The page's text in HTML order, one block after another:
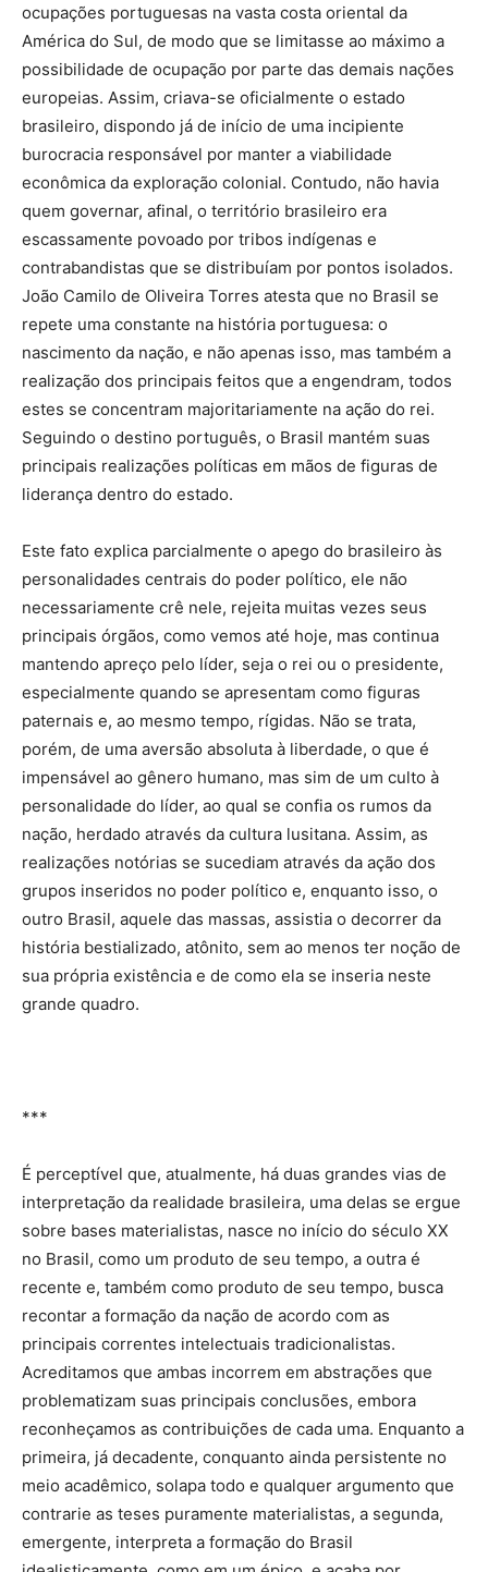
ocupações portuguesas na vasta costa oriental da
América do Sul, de modo que se limitasse ao máximo a
possibilidade de ocupação por parte das demais nações
europeias. Assim, criava-se oficialmente o estado
brasileiro, dispondo já de início de uma incipiente
burocracia responsável por manter a viabilidade
econômica da exploração colonial. Contudo, não havia
quem governar, afinal, o território brasileiro era
escassamente povoado por tribos indígenas e
contrabandistas que se distribuíam por pontos isolados.
João Camilo de Oliveira Torres atesta que no Brasil se
repete uma constante na história portuguesa: o
nascimento da nação, e não apenas isso, mas também a
realização dos principais feitos que a engendram, todos
estes se concentram majoritariamente na ação do rei.
Seguindo o destino português, o Brasil mantém suas
principais realizações políticas em mãos de figuras de
liderança dentro do estado.
Este fato explica parcialmente o apego do brasileiro às
personalidades centrais do poder político, ele não
necessariamente crê nele, rejeita muitas vezes seus
principais órgãos, como vemos até hoje, mas continua
mantendo apreço pelo líder, seja o rei ou o presidente,
especialmente quando se apresentam como figuras
paternais e, ao mesmo tempo, rígidas. Não se trata,
porém, de uma aversão absoluta à liberdade, o que é
impensável ao gênero humano, mas sim de um culto à
personalidade do líder, ao qual se confia os rumos da
nação, herdado através da cultura lusitana. Assim, as
realizações notórias se sucediam através da ação dos
grupos inseridos no poder político e, enquanto isso, o
outro Brasil, aquele das massas, assistia o decorrer da
história bestializado, atônito, sem ao menos ter noção de
sua própria existência e de como ela se inseria neste
grande quadro.
***
É perceptível que, atualmente, há duas grandes vias de
interpretação da realidade brasileira, uma delas se ergue
sobre bases materialistas, nasce no início do século XX
no Brasil, como um produto de seu tempo, a outra é
recente e, também como produto de seu tempo, busca
recontar a formação da nação de acordo com as
principais correntes intelectuais tradicionalistas.
Acreditamos que ambas incorrem em abstrações que
problematizam suas principais conclusões, embora
reconheçamos as contribuições de cada uma. Enquanto a
primeira, já decadente, conquanto ainda persistente no
meio acadêmico, solapa todo e qualquer argumento que
contrarie as teses puramente materialistas, a segunda,
emergente, interpreta a formação do Brasil